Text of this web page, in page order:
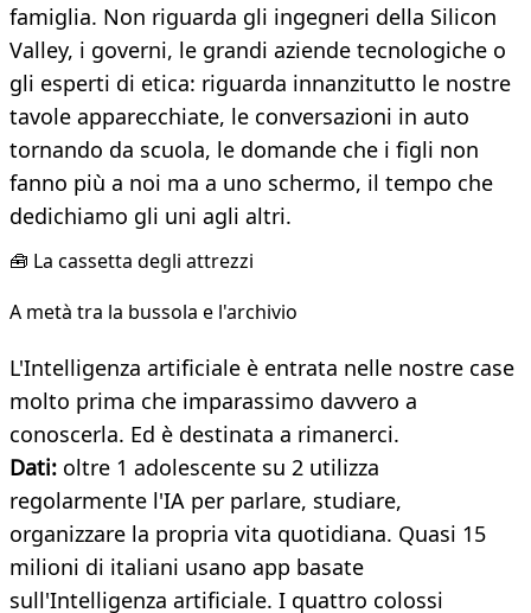
famiglia. Non riguarda gli ingegneri della Silicon
Valley, i governi, le grandi aziende tecnologiche o
gli esperti di etica: riguarda innanzitutto le nostre
tavole apparecchiate, le conversazioni in auto
tornando da scuola, le domande che i figli non
fanno più a noi ma a uno schermo, il tempo che
dedichiamo gli uni agli altri.
🧰 La cassetta degli attrezzi
A metà tra la bussola e l'archivio
L'Intelligenza artificiale è entrata nelle nostre case
molto prima che imparassimo davvero a
conoscerla. Ed è destinata a rimanerci.
Dati: oltre 1 adolescente su 2 utilizza
regolarmente l'IA per parlare, studiare,
organizzare la propria vita quotidiana. Quasi 15
milioni di italiani usano app basate
sull'Intelligenza artificiale. I quattro colossi